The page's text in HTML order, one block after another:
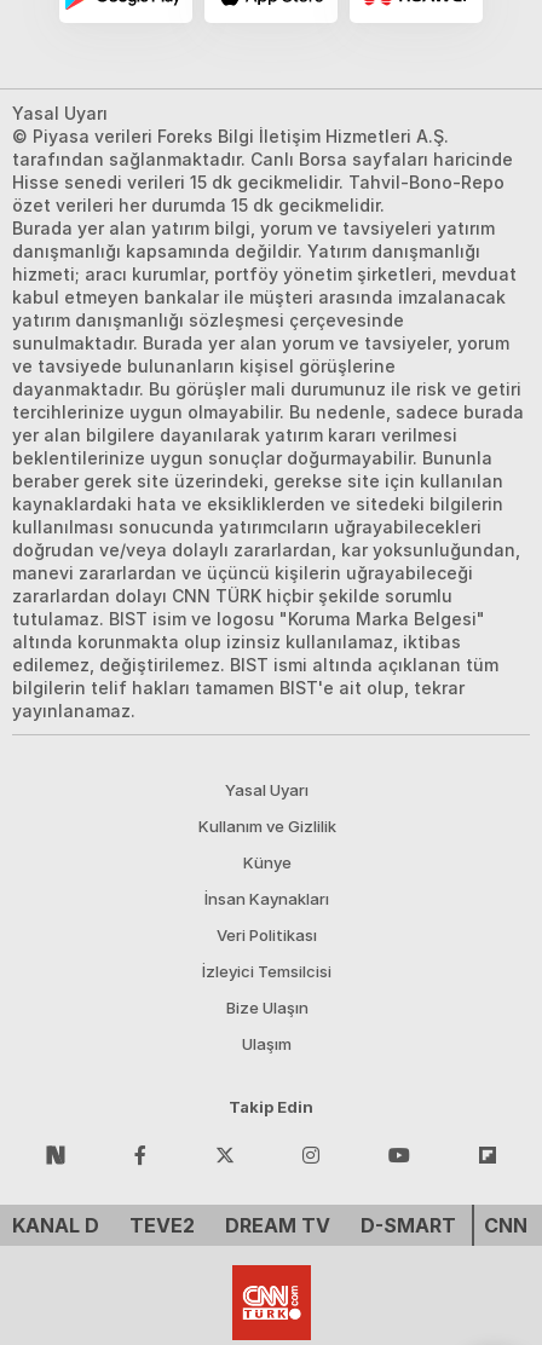
Yasal Uyarı
© Piyasa verileri Foreks Bilgi İletişim Hizmetleri A.Ş.
tarafından sağlanmaktadır. Canlı Borsa sayfaları haricinde
Hisse senedi verileri 15 dk gecikmelidir. Tahvil-Bono-Repo
özet verileri her durumda 15 dk gecikmelidir.
Burada yer alan yatırım bilgi, yorum ve tavsiyeleri yatırım
danışmanlığı kapsamında değildir. Yatırım danışmanlığı
hizmeti; aracı kurumlar, portföy yönetim şirketleri, mevduat
kabul etmeyen bankalar ile müşteri arasında imzalanacak
yatırım danışmanlığı sözleşmesi çerçevesinde
sunulmaktadır. Burada yer alan yorum ve tavsiyeler, yorum
ve tavsiyede bulunanların kişisel görüşlerine
dayanmaktadır. Bu görüşler mali durumunuz ile risk ve getiri
tercihlerinize uygun olmayabilir. Bu nedenle, sadece burada
yer alan bilgilere dayanılarak yatırım kararı verilmesi
beklentilerinize uygun sonuçlar doğurmayabilir. Bununla
beraber gerek site üzerindeki, gerekse site için kullanılan
kaynaklardaki hata ve eksikliklerden ve sitedeki bilgilerin
kullanılması sonucunda yatırımcıların uğrayabilecekleri
doğrudan ve/veya dolaylı zararlardan, kar yoksunluğundan,
manevi zararlardan ve üçüncü kişilerin uğrayabileceği
zararlardan dolayı CNN TÜRK hiçbir şekilde sorumlu
tutulamaz. BIST isim ve logosu "Koruma Marka Belgesi"
altında korunmakta olup izinsiz kullanılamaz, iktibas
edilemez, değiştirilemez. BIST ismi altında açıklanan tüm
bilgilerin telif hakları tamamen BIST'e ait olup, tekrar
yayınlanamaz.
Yasal Uyarı
Kullanım ve Gizlilik
Künye
İnsan Kaynakları
Veri Politikası
İzleyici Temsilcisi
Bize Ulaşın
Ulaşım
Takip Edin
KANAL D TEVE2 DREAM TV D-SMART CNN